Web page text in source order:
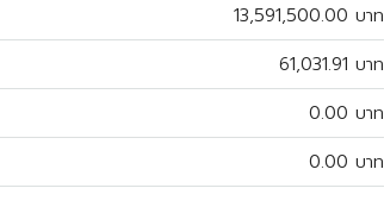
13,591,500.00 บาท
61,031.91 บาท
0.00 บาท
0.00 บาท